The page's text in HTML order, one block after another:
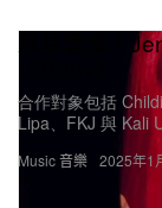
Music 音樂
眾星雲集！
合作對象包括
Lipa、FKJ 與 Kali
2025年1